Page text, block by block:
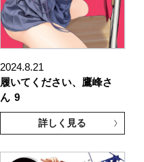
2024.8.21
履いてください、鷹峰さ
ん 9
詳しく見る